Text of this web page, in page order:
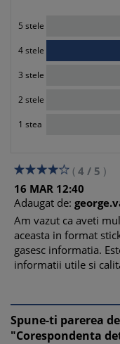
5 stele
4 stele
3 stele
2 stele
1 stea
( 4 / 5 )
16 MAR 12:40
Adaugat de:
Am vazut ca aveti
aceasta in format
gasesc informatia.
informatii utile si
Spune-ti parerea
"Corespondenta